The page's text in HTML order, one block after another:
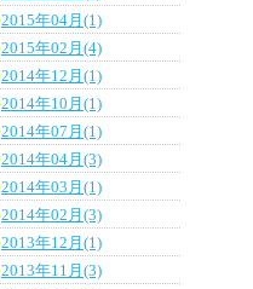
2015年04月(1)
2015年02月(4)
2014年12月(1)
2014年10月(1)
2014年07月(1)
2014年04月(3)
2014年03月(1)
2014年02月(3)
2013年12月(1)
2013年11月(3)